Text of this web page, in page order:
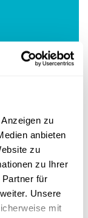
zu
anbieten
zu
zu Ihrer
für
Unsere
mit
immer noch
Dann ist